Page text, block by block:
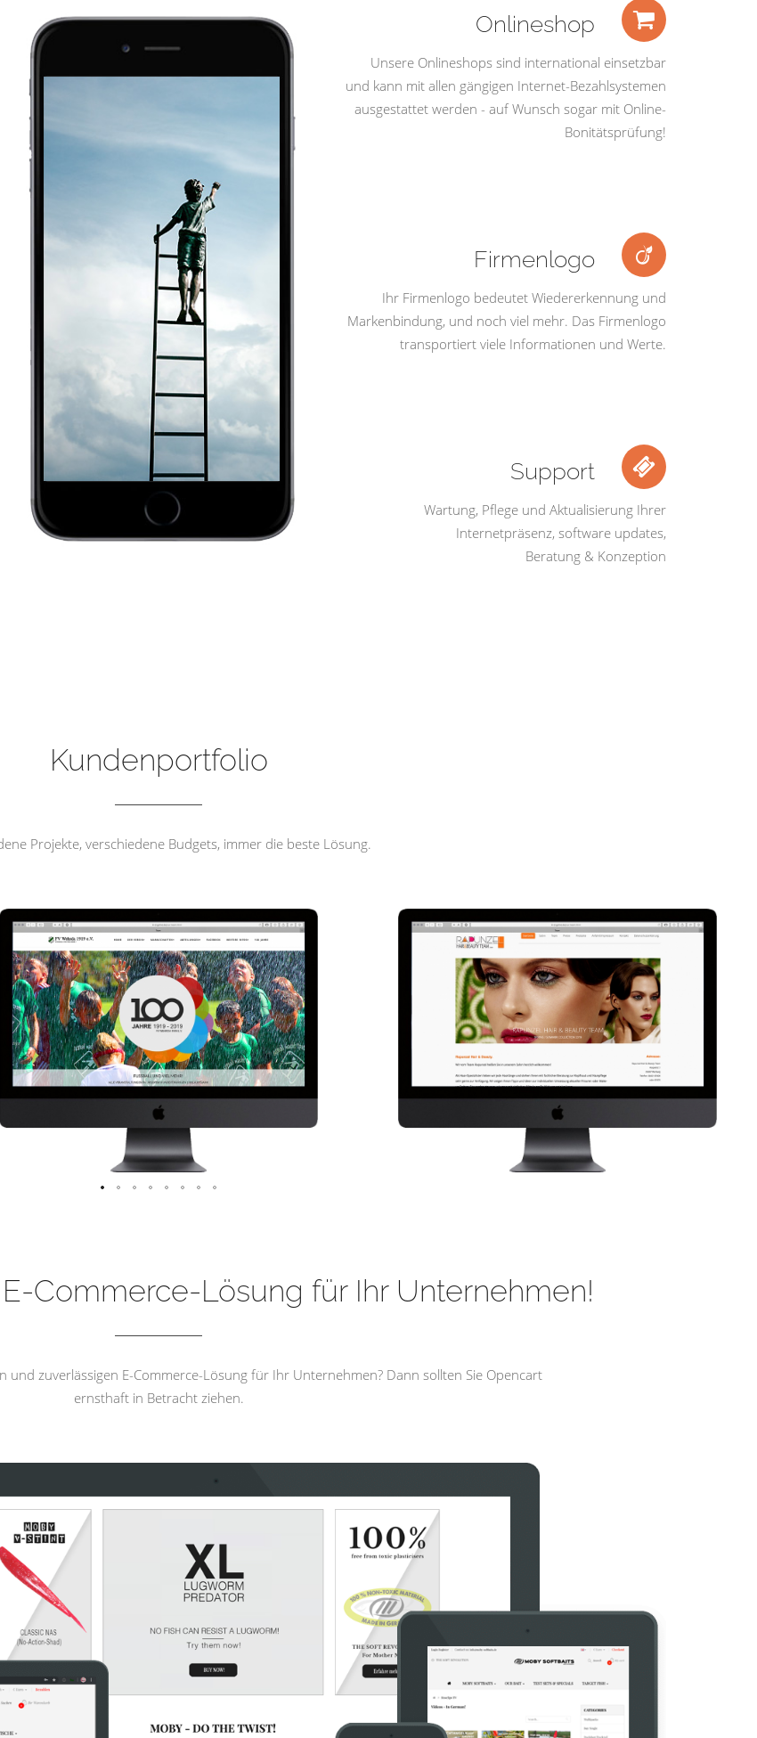
Onlineshop
Unsere Onlineshops sind international einsetzbar
und kann mit allen gängigen Internet-Bezahlsystemen
ausgestattet werden - auf Wunsch sogar mit Online-
Bonitätsprüfung!
Firmenlogo
Ihr Firmenlogo bedeutet Wiedererkennung und
Markenbindung, und noch viel mehr. Das Firmenlogo
transportiert viele Informationen und Werte.
Support
Wartung, Pflege und Aktualisierung Ihrer
Internetpräsenz, software updates,
Beratung & Konzeption
Kundenportfolio
Projekte, verschiedene Budgets, immer die beste Lösung.
Commerce-Lösung für Ihr Unternehmen!
und zuverlässigen E-Commerce-Lösung für Ihr Unternehmen? Dann sollten Sie Opencart
ernsthaft in Betracht ziehen.